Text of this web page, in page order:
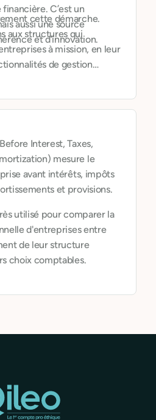
C’est un
aussi une source
et d’innovation.
cette démarche.
aux structures qui
à mission, en leur
de gestion
de partenaires
à travers notre compte
Interest, Taxes,
mesure le
avant intérêts, impôts
et provisions.
utilisé pour comparer la
d'entreprises entre
de leur structure
choix comptables.